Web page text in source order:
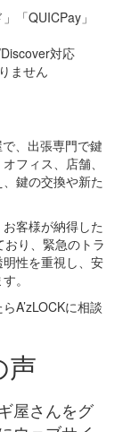
「QUICPay」
対応
ません
、出張専門で鍵
フィス、店舗、
鍵の交換や新た
客様が納得した
り、緊急のトラ
性を重視し、安
。
A’zLOCKに相談
声
屋さんをグ